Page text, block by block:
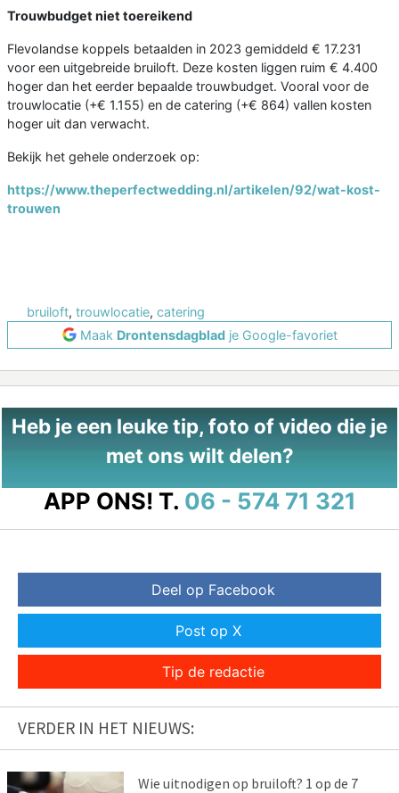
Trouwbudget niet toereikend
Flevolandse koppels betaalden in 2023 gemiddeld € 17.231
voor een uitgebreide bruiloft. Deze kosten liggen ruim € 4.400
hoger dan het eerder bepaalde trouwbudget. Vooral voor de
trouwlocatie (+€ 1.155) en de catering (+€ 864) vallen kosten
hoger uit dan verwacht.
Bekijk het gehele onderzoek op:
https://www.theperfectwedding.nl/artikelen/92/wat-kost-
trouwen
bruiloft, trouwlocatie, catering
Maak Drontensdagbladje Google-favoriet
Heb je een leuke tip, foto of video die je
met ons wilt delen?
APP ONS! T. 06 - 574 71 321
Deel op Facebook
Post op X
Tip de redactie
VERDER IN HET NIEUWS:
Wie uitnodigen op bruiloft? 1 op de 7